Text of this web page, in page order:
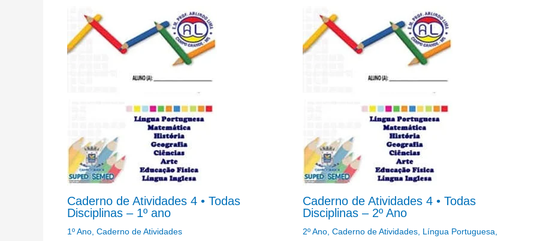
Caderno de Atividades 4 • Todas
Disciplinas – 1º ano
1º Ano Caderno de Atividades
Caderno de Atividades 4 • Todas
Disciplinas – 2º Ano
2º Ano, Caderno de Atividades, Língua Portuguesa